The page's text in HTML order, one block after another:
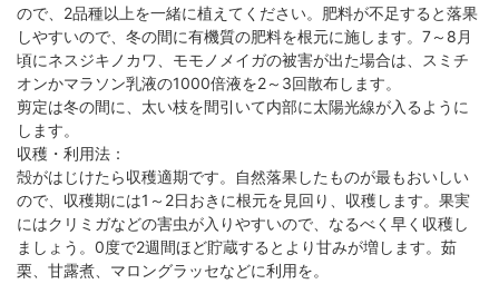
ので、2品種以上を一緒に植えてください。肥料が不足すると落果
しやすいので、冬の間に有機質の肥料を根元に施します。7～8月
頃にネスジキノカワ、モモノメイガの被害が出た場合は、スミチ
オンかマラソン乳液の1000倍液を2～3回散布します。
剪定は冬の間に、太い枝を間引いて内部に太陽光線が入るように
します。
収穫・利用法：
殻がはじけたら収穫適期です。自然落果したものが最もおいしい
ので、収穫期には1～2日おきに根元を見回り、収穫します。果実
にはクリミガなどの害虫が入りやすいので、なるべく早く収穫し
ましょう。0度で2週間ほど貯蔵するとより甘みが増します。茹
栗、甘露煮、マロングラッセなどに利用を。